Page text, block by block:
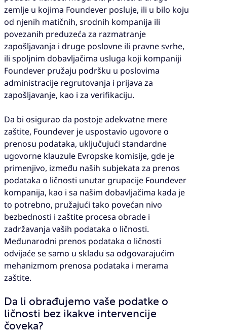
zemlje u kojima Foundever posluje, ili u bilo koju
od njenih matičnih, srodnih kompanija ili
povezanih preduzeća za razmatranje
zapošljavanja i druge poslovne ili pravne svrhe,
ili spoljnim dobavljačima usluga koji kompaniji
Foundever pružaju podršku u poslovima
administracije regrutovanja i prijava za
zapošljavanje, kao i za verifikaciju.
Da bi osigurao da postoje adekvatne mere
zaštite, Foundever je uspostavio ugovore o
prenosu podataka, uključujući standardne
ugovorne klauzule Evropske komisije, gde je
primenjivo, između naših subjekata za prenos
podataka o ličnosti unutar grupacije Foundever
kompanija, kao i sa našim dobavljačima kada je
to potrebno, pružajući tako povećan nivo
bezbednosti i zaštite procesa obrade i
zadržavanja vaših podataka o ličnosti.
Međunarodni prenos podataka o ličnosti
odvijaće se samo u skladu sa odgovarajućim
mehanizmom prenosa podataka i merama
zaštite.
Da li obrađujemo vaše podatke o
ličnosti bez ikakve intervencije
čoveka?